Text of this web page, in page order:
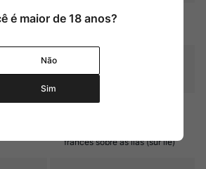
Amarelo palha com reflexos
francês sobre as lias (sur lie)
é maior de 18 anos?
Não
Sim